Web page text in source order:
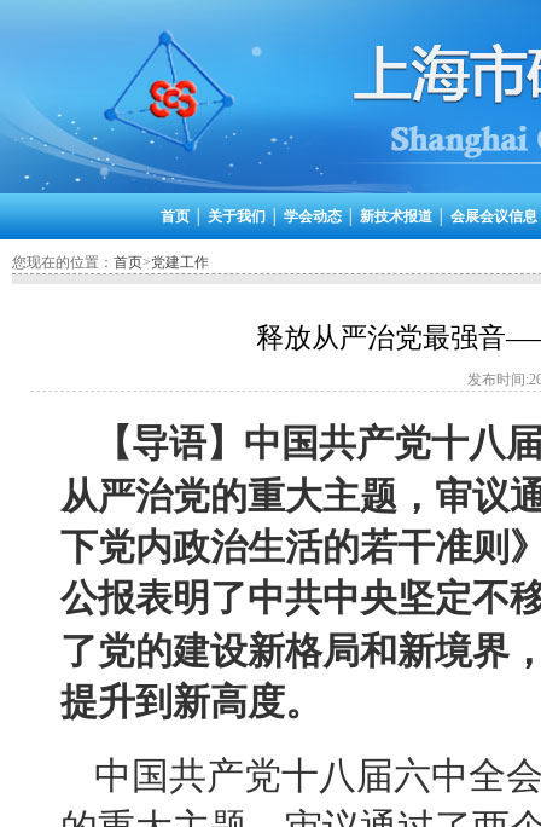
首页│ 关于我们 学会动态 新技术报道 会展会议信息
您现在的位置： 首页>党建工作
释放从严治党最强音
发布时间
【导语】中国共产党十八
从严治党的重大主题，审议
下党内政治生活的若干准则
公报表明了中共中央坚定不
了党的建设新格局和新境界
提升到新高度。
中国共产党十八届六中全